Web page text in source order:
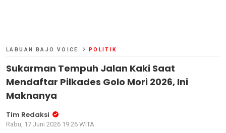
LABUAN BAJO VOICE POLITIK
Sukarman Tempuh Jalan Kaki Saat
Mendaftar Pilkades Golo Mori 2026, Ini
Maknanya
Tim Redaksi
Rabu, 17 Juni 2026 19:26 WITA